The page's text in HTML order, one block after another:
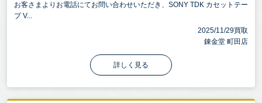
お客さまよりお電話にてお問い合わせいただき、SONY TDK カセットテー
プ V...
2025/11/29買取
錬金堂 町田店
詳しく見る